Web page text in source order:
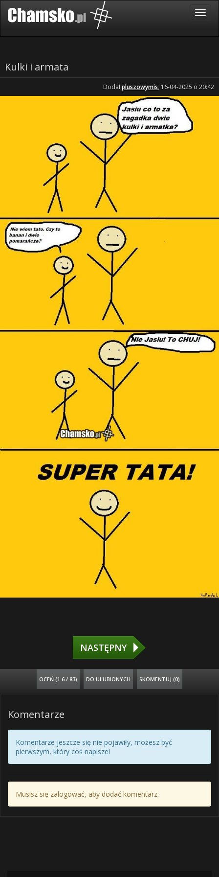
Kulki i armata
Dodałpluszowymis, 16-04-2025 o 20:42
NASTĘPNY
OCEŃ (1.6 / 83) DO ULUBIONYCH SKOMENTUJ (0)
Komentarze
Komentarze jeszcze się nie pojawiły, możesz być
pierwszym, który coś napisze!
Musisz się zalogować, aby dodać komentarz.